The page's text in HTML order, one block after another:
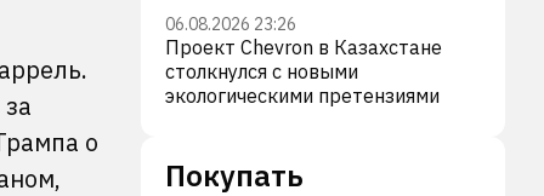
о
06.08.2026 23:26
Проект Chevron в Казахстане
столкнулся с новыми
экологическими претензиями
Покупать